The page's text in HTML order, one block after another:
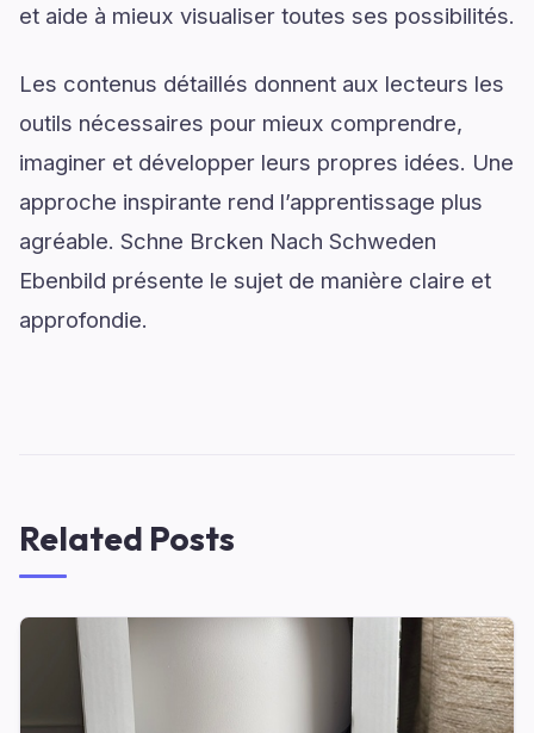
et aide à mieux visualiser toutes ses possibilités.
Les contenus détaillés donnent aux lecteurs les
outils nécessaires pour mieux comprendre,
imaginer et développer leurs propres idées. Une
approche inspirante rend l’apprentissage plus
agréable. Schne Brcken Nach Schweden
Ebenbild présente le sujet de manière claire et
approfondie.
Related Posts